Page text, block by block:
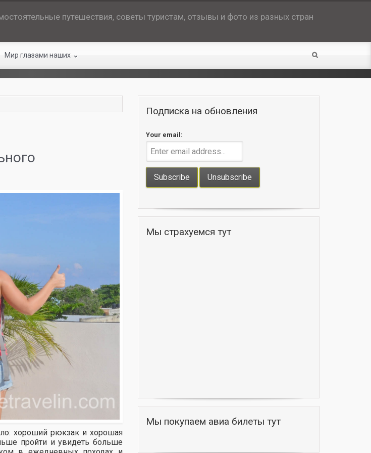
путешествия, советы туристам, отзывы и фото из разных стран
Мир глазами наших
хороший рюкзак и хорошая
пройти и увидеть больше
Подписка на обновления
Your email:
Мы страхуемся тут
Мы покупаем авиа билеты тут